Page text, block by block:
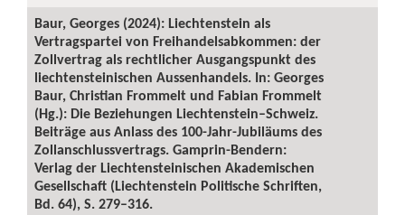
Baur, Georges (2024): Liechtenstein als
Vertragspartei von Freihandelsabkommen: der
Zollvertrag als rechtlicher Ausgangspunkt des
liechtensteinischen Aussenhandels. In: Georges
Baur, Christian Frommelt und Fabian Frommelt
(Hg.): Die Beziehungen Liechtenstein–Schweiz.
Beiträge aus Anlass des 100-Jahr-Jubiläums des
Zollanschlussvertrags. Gamprin-Bendern:
Verlag der Liechtensteinischen Akademischen
Gesellschaft (Liechtenstein Politische Schriften,
Bd. 64), S. 279–316.